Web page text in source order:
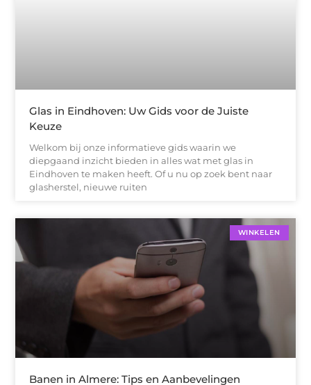
Glas in Eindhoven: Uw Gids voor de Juiste
Keuze
Welkom bij onze informatieve gids waarin we
diepgaand inzicht bieden in alles wat met glas in
Eindhoven te maken heeft. Of u nu op zoek bent naar
glasherstel, nieuwe ruiten
WINKELEN
Banen in Almere: Tips en Aanbevelingen